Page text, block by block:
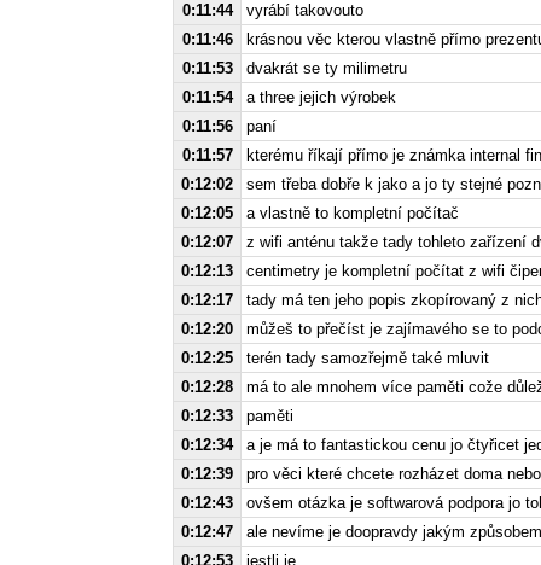
0:11:44
vyrábí takovouto
0:11:46
krásnou věc kterou vlastně přímo
0:11:53
dvakrát se ty milimetru
0:11:54
a three jejich výrobek
0:11:56
paní
0:11:57
kterému říkají přímo je známka internal
0:12:02
sem třeba dobře k jako a jo ty stejné
0:12:05
a vlastně to kompletní počítač
0:12:07
z wifi anténu takže tady tohleto zařízení
0:12:13
centimetry je kompletní počítat z wifi
0:12:17
tady má ten jeho popis zkopírovaný z
0:12:20
můžeš to přečíst je zajímavého se to
0:12:25
terén tady samozřejmě také mluvit
0:12:28
má to ale mnohem více paměti cože
0:12:33
paměti
0:12:34
a je má to fantastickou cenu jo čtyřicet
0:12:39
pro věci které chcete rozházet doma
0:12:43
ovšem otázka je softwarová podpora jo
0:12:47
ale nevíme je doopravdy jakým
0:12:53
jestli je